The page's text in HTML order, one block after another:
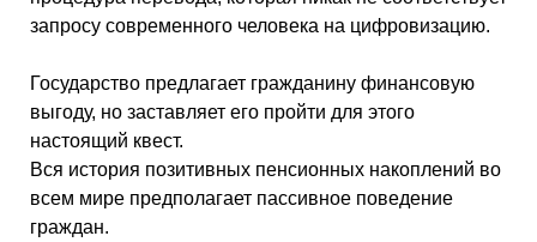
запросу современного человека на цифровизацию.
Государство предлагает гражданину финансовую
выгоду, но заставляет его пройти для этого
настоящий квест.
Вся история позитивных пенсионных накоплений во
всем мире предполагает пассивное поведение
граждан.